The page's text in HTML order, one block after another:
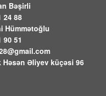
2
6,3 bal
verib
6
Bəşirli
24 88
Hümmətoğlu
90 51
Həsən Əliyev küçəsi 96